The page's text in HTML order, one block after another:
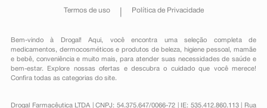
Termos de uso Política de Privacidade
Bem-vindo à Drogal! Aqui, você encontra uma seleção completa de
medicamentos , dermocosméticos e produtos de beleza, higiene pessoal ,mamãe
e bebê, conveniênciae muito mais, para atender suas necessidades de saúde e
bem-estar. Explore nossas ofertas e descubra o cuidado que você merece!
Confira todas as categorias do site.
Drogal Farmacêutica LTDA | CNPJ: 54.375.647/0066-72 | IE: 535.412.860.113 | Rua